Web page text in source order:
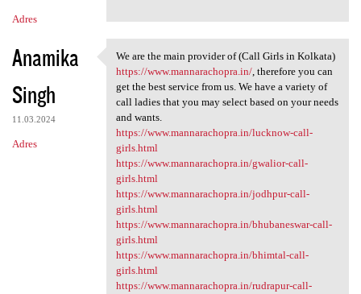
Adres
Anamika
Singh
11.03.2024
Adres
We are the main provider of
We are the main provider of (Call Girls in Kolkata)
https://www.mannarachopra.in/, therefore you can
get the best service from us. We have a variety of
call ladies that you may select based on your needs
and wants.
https://www.mannarachopra.in/lucknow-call-
girls.html
https://www.mannarachopra.in/gwalior-call-
girls.html
https://www.mannarachopra.in/jodhpur-call-
girls.html
https://www.mannarachopra.in/bhubaneswar-call-
girls.html
https://www.mannarachopra.in/bhimtal-call-
girls.html
https://www.mannarachopra.in/rudrapur-call-